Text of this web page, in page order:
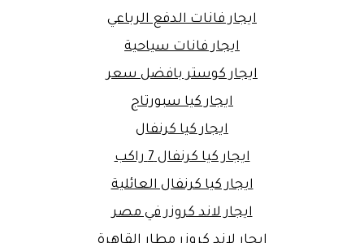
ايجار فانات الدفع الرباعي
ايجار فانات سياحية
ايجار كوستر بافضل سعر
ايجار كيا سبورتاج
ايجار كيا كرنفال
ايجار كيا كرنفال 7 راكب
ايجار كيا كرنفال العائلية
ايجار لاند كروزر في مصر